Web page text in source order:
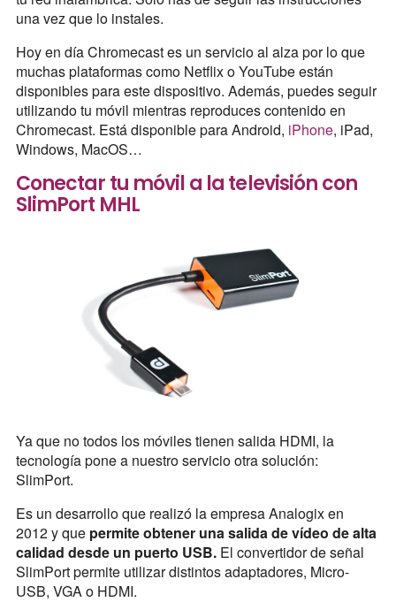
una vez que lo instales.
Hoy en día Chromecast es un servicio al alza por lo que
muchas plataformas como Netflix o YouTube están
disponibles para este dispositivo. Además, puedes seguir
utilizando tu móvil mientras reproduces contenido en
Chromecast. Está disponible para Android, iPhone, iPad,
Windows, MacOS…
Conectar tu móvil a la televisión con
SlimPort MHL
Ya que no todos los móviles tienen salida HDMI, la
tecnología pone a nuestro servicio otra solución:
SlimPort.
Es un desarrollo que realizó la empresa Analogix en
2012 y que permite obtener una salida de vídeo de alta
calidad desde un puerto USB.El convertidor de señal
SlimPort permite utilizar distintos adaptadores, Micro-
USB, VGA o HDMI.